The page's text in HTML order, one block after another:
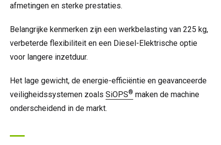
afmetingen en sterke prestaties.
Belangrijke kenmerken zijn een werkbelasting van 225 kg,
verbeterde flexibiliteit en een Diesel-Elektrische optie
voor langere inzetduur.
Het lage gewicht, de energie-efficiëntie en geavanceerde
veiligheidssystemen zoals SiOPS® maken de machine
onderscheidend in de markt.